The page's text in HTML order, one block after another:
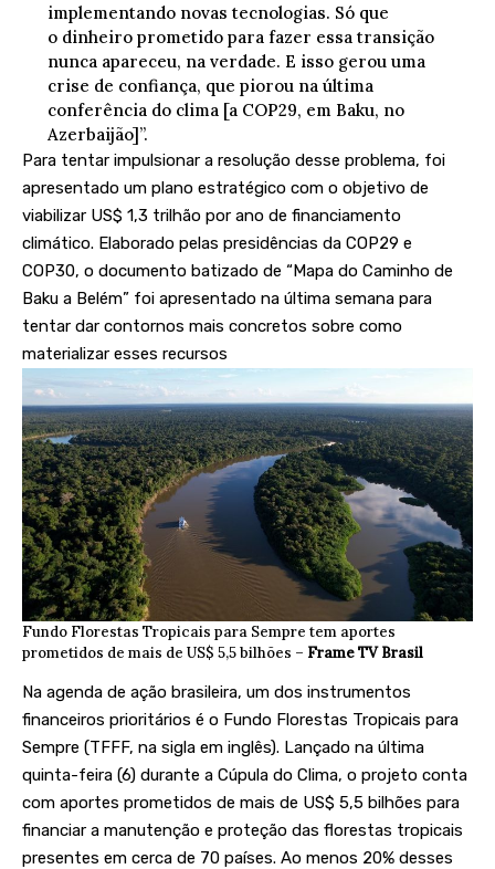
implementando novas tecnologias. Só que
o dinheiro prometido para fazer essa transição
nunca apareceu, na verdade. E isso gerou uma
crise de confiança, que piorou na última
conferência do clima [a COP29, em Baku, no
Azerbaijão]”.
Para tentar impulsionar a resolução desse problema, foi
apresentado um plano estratégico com o objetivo de
viabilizar US$ 1,3 trilhão por ano de financiamento
climático. Elaborado pelas presidências da COP29 e
COP30, o documento batizado de “Mapa do Caminho de
Baku a Belém” foi apresentado na última semana para
tentar dar contornos mais concretos sobre como
materializar esses recursos
Fundo Florestas Tropicais para Sempre tem aportes
prometidos de mais de US$ 5,5 bilhões – Frame TV Brasil
Na agenda de ação brasileira, um dos instrumentos
financeiros prioritários é o Fundo Florestas Tropicais para
Sempre (TFFF, na sigla em inglês). Lançado na última
quinta-feira (6) durante a Cúpula do Clima, o projeto conta
com aportes prometidos de mais de US$ 5,5 bilhões para
financiar a manutenção e proteção das florestas tropicais
presentes em cerca de 70 países. Ao menos 20% desses